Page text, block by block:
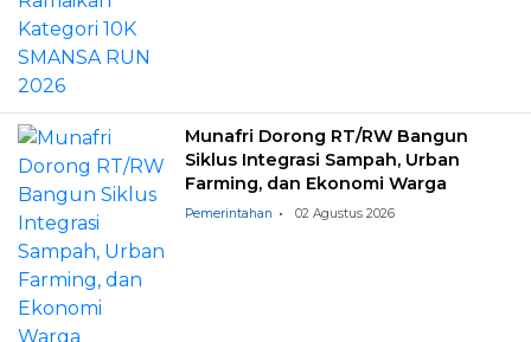
Munafri Dorong RT/RW Bangun
Siklus Integrasi Sampah, Urban
Farming, dan Ekonomi Warga
Pemerintahan 02 Agustus 2026